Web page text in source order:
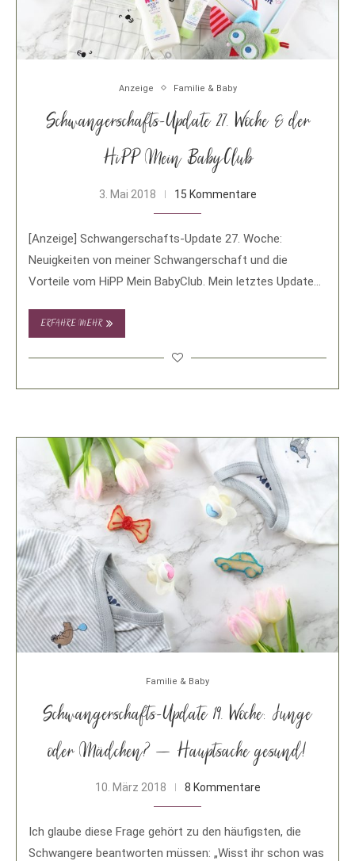
Anzeige Familie & Baby
Schwangerschafts-Update 27. Woche & der
HiPP Mein BabyClub
3. Mai 2018 15 Kommentare
[Anzeige] Schwangerschafts-Update 27. Woche:
Neuigkeiten von meiner Schwangerschaft und die
Vorteile vom HiPP Mein BabyClub. Mein letztes Update
ERFAHRE MEHR
Familie & Baby
Schwangerschafts-Update 19. Woche: Junge
oder Mädchen? – Hauptsache gesund!
10. März 2018 8 Kommentare
Ich glaube diese Frage gehört zu den häufigsten, die
Schwangere beantworten müssen: „Wisst ihr schon was